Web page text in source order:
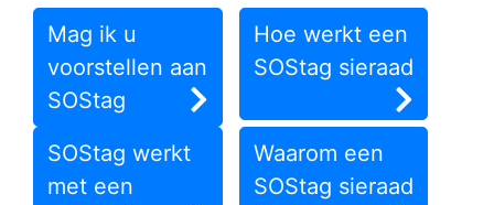
Mag ik u
voorstellen aan
SOStag
Hoe werkt een
SOStag sieraad
SOStag werkt
met een
Waarom een
SOStag sieraad